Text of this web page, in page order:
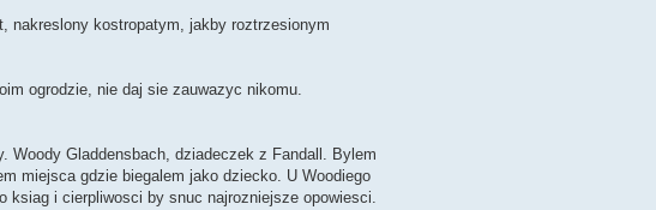
nakreslony kostropatym, jakby roztrzesionym
ogrodzie, nie daj sie zauwazyc nikomu.
Woody Gladdensbach, dziadeczek z Fandall. Bylem
miejsca gdzie biegalem jako dziecko. U Woodiego
ksiag i cierpliwosci by snuc najrozniejsze opowiesci.